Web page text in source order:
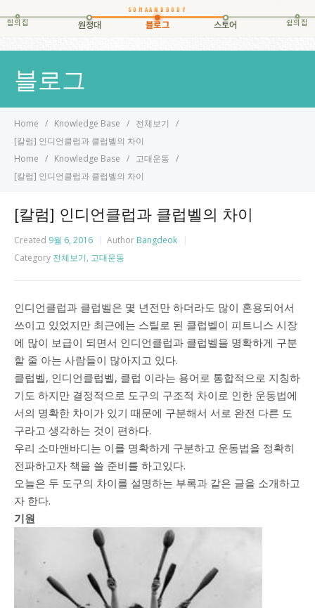
힘의집 원정대 블로그 스토어 쉼의집
블로그
Home Knowledge Base
전체보기
[칼럼] 인디언클럽과 클럽벨의 차이
Home
Knowledge Base
고대운동
[칼럼] 인디언클럽과 클럽벨의 차이
[칼럼] 인디언클럽과 클럽벨의 차이
Created 9월 6, 2016 Author Bangdeok
Category 전체보기, 고대운동
인디언클럽과 클럽벨은 몇 년전만 하더라도 많이 혼용되어서
쓰이고 있었지만 최근에는 스틸로 된 클럽벨이 피트니스 시장
에 많이 보급이 되면서 인디언클럽과 클럽벨을 명확하게 구분
할 줄 아는 사람들이 많아지고 있다.
클럽벨, 인디언클럽벨, 클럽 이라는 용어로 통합적으로 지칭하
기도 하지만 결정적으로 도구의 구조적 차이로 인한 운동법에
서의 명확한 차이가 있기 때문에 구분해서 서로 완전 다른 도
구라고 생각하는 것이 편하다.
우리 소마앤바디는 이를 명확하게 구분하고 운동법을 정확히
전파하고자 책을 쓸 준비를 하고있다.
오늘은 두 도구의 차이를 설명하는 부록과 같은 글을 소개하고
자 한다.
기원